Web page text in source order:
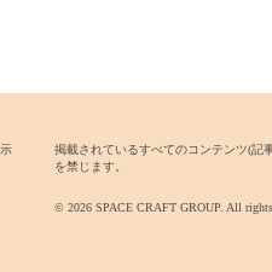
掲載されているすべてのコンテンツ(記
を禁じます。
© 2026 SPACE CRAFT GROUP. All